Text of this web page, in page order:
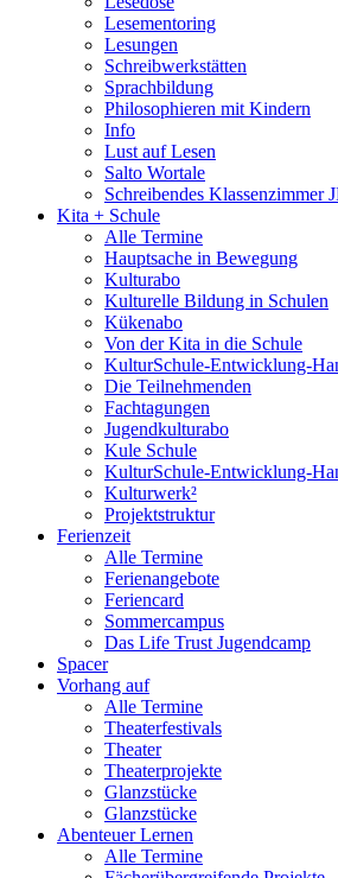
Lesementoring
Lesungen
Schreibwerkstätten
Sprachbildung
Philosophieren mit Kindern
Info
Lust auf Lesen
Salto Wortale
Schreibendes Klassenzimmer
Kita + Schule
Alle Termine
Hauptsache in Bewegung
Kulturabo
Kulturelle Bildung in Schulen
Kükenabo
Von der Kita in die Schule
KulturSchule-Entwicklung-
Die Teilnehmenden
Fachtagungen
Jugendkulturabo
Kule Schule
KulturSchule-Entwicklung-
Kulturwerk²
Projektstruktur
Ferienzeit
Alle Termine
Ferienangebote
Feriencard
Sommercampus
Das Life Trust Jugendcamp
Spacer
Vorhang auf
Alle Termine
Theaterfestivals
Theater
Theaterprojekte
Glanzstücke
Glanzstücke
Abenteuer Lernen
Alle Termine